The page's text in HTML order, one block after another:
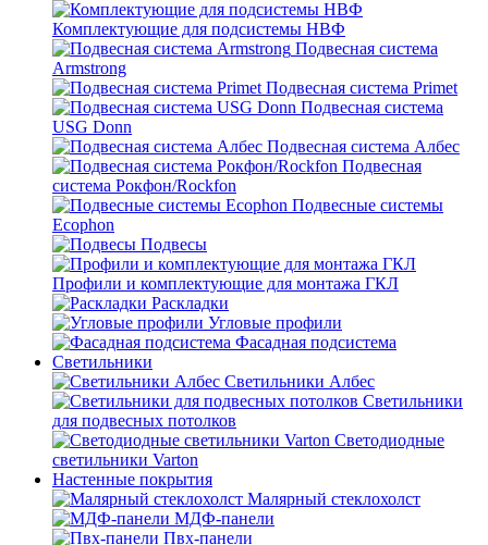
Комплектующие для подсистемы НВФ
Подвесная система
Armstrong
Подвесная система Primet
Подвесная система
USG Donn
Подвесная система Албес
Подвесная
система Рокфон/Rockfon
Подвесные системы
Ecophon
Подвесы
Профили и комплектующие для монтажа ГКЛ
Раскладки
Угловые профили
Фасадная подсистема
Светильники
Светильники Албес
Светильники
для подвесных потолков
Светодиодные
светильники Varton
Настенные покрытия
Малярный стеклохолст
МДФ-панели
Пвх-панели